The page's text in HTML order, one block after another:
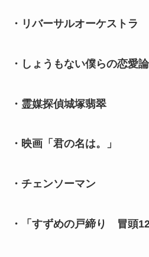
・リバーサルオーケストラ
・しょうもない僕らの恋愛論
・霊媒探偵城塚翡翠
・映画「君の名は。」
・チェンソーマン
・「すずめの戸締り 冒頭12